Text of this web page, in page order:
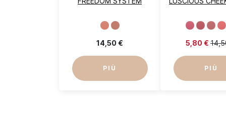
14,50 €
PIÙ
5,80 €
PIÙ